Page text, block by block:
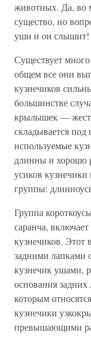
животных. Да, во
существо, но
уши и он слышит!
Существует
общем все они
кузнечиков
большинстве
крылышек —
складывается
используемые
длинны и хорошо
усиков
группы:
Группа
саранча,
кузнечиков. Этот
задними лапками
кузнечик ушами,
основания
которым
кузнечики
превышающими